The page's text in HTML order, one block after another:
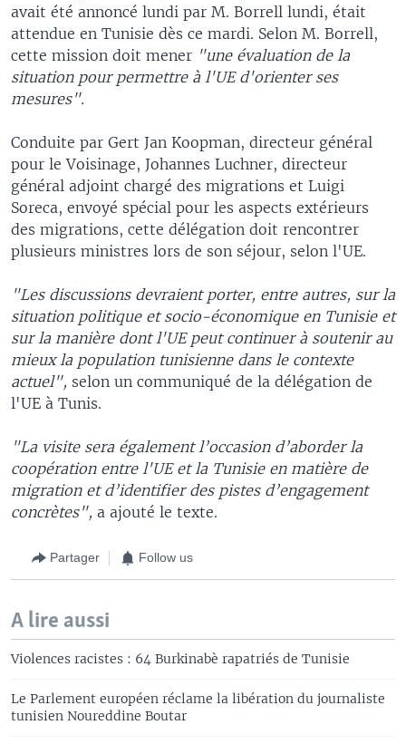
avait été annoncé lundi par M. Borrell lundi, était
attendue en Tunisie dès ce mardi. Selon M. Borrell,
cette mission doit mener "une évaluation de la
situation pour permettre à l'UE d'orienter ses
mesures".
Conduite par Gert Jan Koopman, directeur général
pour le Voisinage, Johannes Luchner, directeur
général adjoint chargé des migrations et Luigi
Soreca, envoyé spécial pour les aspects extérieurs
des migrations, cette délégation doit rencontrer
plusieurs ministres lors de son séjour, selon l'UE.
"Les discussions devraient porter, entre autres, sur la
situation politique et socio-économique en Tunisie et
sur la manière dont l'UE peut continuer à soutenir au
mieux la population tunisienne dans le contexte
actuel", selon un communiqué de la délégation de
l'UE à Tunis.
"La visite sera également l’occasion d’aborder la
coopération entre l'UE et la Tunisie en matière de
migration et d’identifier des pistes d’engagement
concrètes", a ajouté le texte.
Partager Follow us
A lire aussi
Violences racistes : 64 Burkinabè rapatriés de Tunisie
Le Parlement européen réclame la libération du journaliste
tunisien Noureddine Boutar